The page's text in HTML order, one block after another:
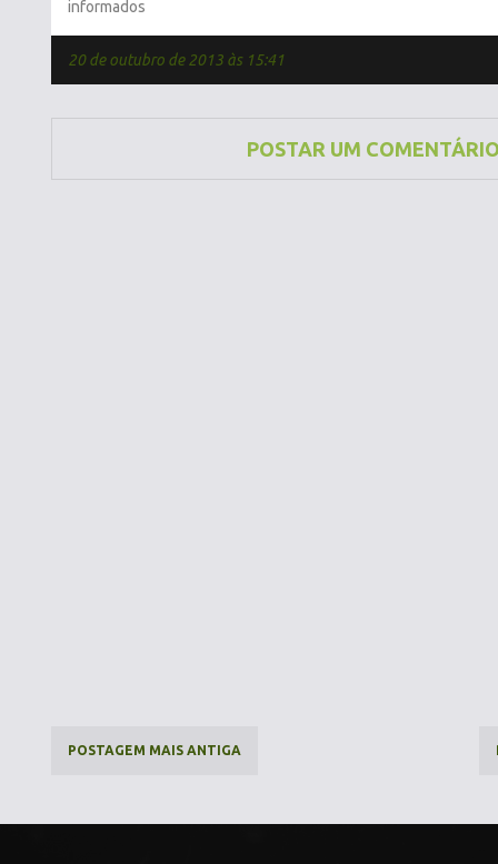
informados
20 de outubro de 2013 às 15:41
POSTAR UM
POSTAGEM MAIS ANTIGA